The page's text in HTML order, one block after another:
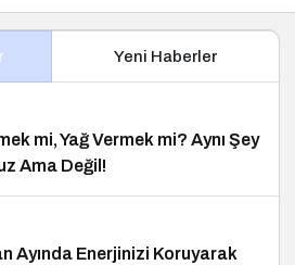
Yeni Haberler
mi, Yağ Vermek mi? Aynı Şey
Ama Değil!
Ayında Enerjinizi Koruyarak